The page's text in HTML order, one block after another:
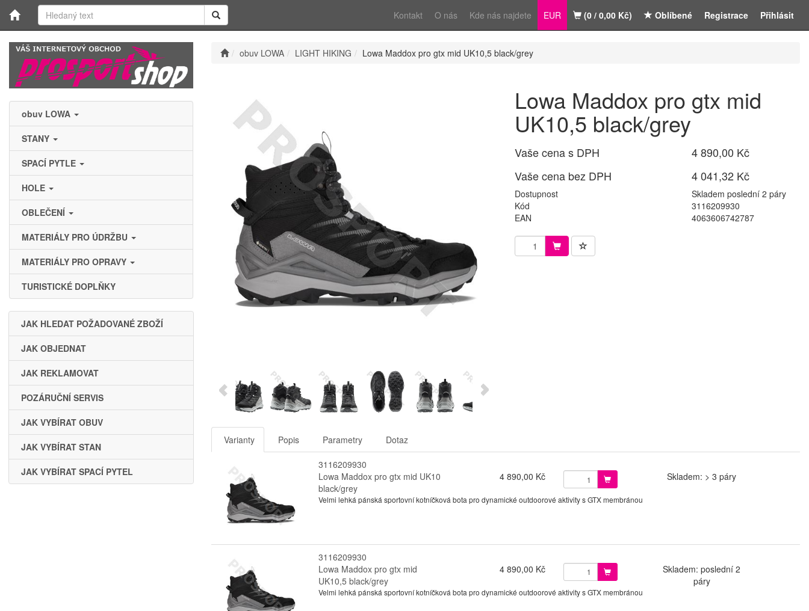
Registrace Přihlásit
Kontakt O nás Kde nás najdete EUR (0 / 0,00 Kč) Oblíbené
obuv LOWA
STANY
SPACÍ PYTLE
HOLE
OBLEČENÍ
MATERIÁLY PRO ÚDRŽBU
MATERIÁLY PRO OPRAVY
TURISTICKÉ DOPLŇKY
JAK HLEDAT POŽADOVANÉ ZBOŽÍ
JAK OBJEDNAT
JAK REKLAMOVAT
POZÁRUČNÍ SERVIS
JAK VYBÍRAT OBUV
JAK VYBÍRAT STAN
JAK VYBÍRAT SPACÍ PYTEL
obuv LOWA LIGHT HIKING Lowa Maddox pro gtx mid UK10,5 black/grey
Lowa Maddox pro gtx mid
UK10,5 black/grey
Vaše cena s DPH
4 890,00 Kč
Vaše cena bez DPH
4 041,32 Kč
Dostupnost
Skladem poslední 2 páry
Kód
3116209930
EAN
4063606742787
Varianty Popis Parametry Dotaz
3116209930
Lowa Maddox pro gtx mid UK10
black/grey
4 890,00 Kč Skladem: > 3 páry
Velmi lehká pánská sportovní kotníčková bota pro dynamické outdoorové aktivity s GTX membránou
3116209930
Lowa Maddox pro gtx mid
UK10,5 black/grey
4 890,00 Kč
Skladem: poslední 2
páry
Velmi lehká pánská sportovní kotníčková bota pro dynamické outdoorové aktivity s GTX membránou